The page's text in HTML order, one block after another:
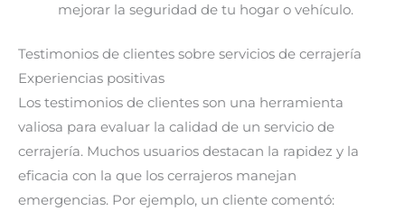
mejorar la seguridad de tu hogar o vehículo.
Testimonios de clientes sobre servicios de cerrajería
Experiencias positivas
Los testimonios de clientes son una herramienta
valiosa para evaluar la calidad de un servicio de
cerrajería. Muchos usuarios destacan la rapidez y la
eficacia con la que los cerrajeros manejan
emergencias. Por ejemplo, un cliente comentó: